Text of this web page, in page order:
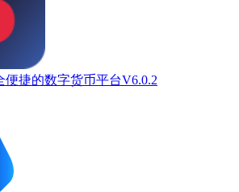
便捷的数字货币平台V6.0.2